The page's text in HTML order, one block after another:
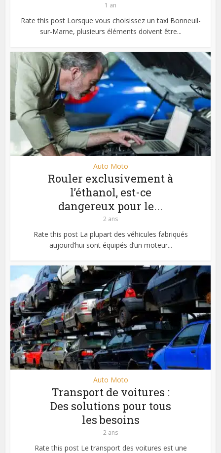
1 an
Rate this post Lorsque vous choisissez un taxi Bonneuil-
sur-Marne, plusieurs éléments doivent être...
Auto Moto
Rouler exclusivement à
l’éthanol, est-ce
dangereux pour le...
2 ans
Rate this post La plupart des véhicules fabriqués
aujourd’hui sont équipés d’un moteur...
Auto Moto
Transport de voitures :
Des solutions pour tous
les besoins
2 ans
Rate this post Le transport des voitures est une